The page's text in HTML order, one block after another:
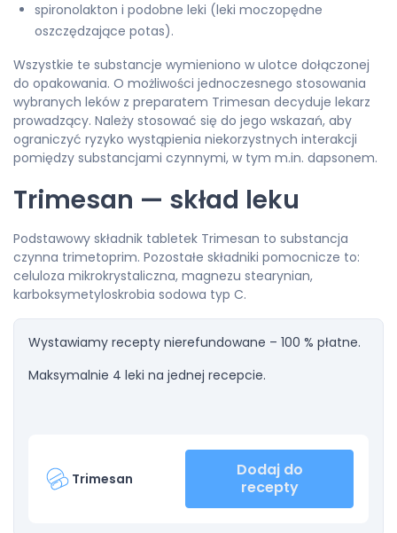
spironolakton i podobne leki (leki moczopędne
oszczędzające potas).
Wszystkie te substancje wymieniono w ulotce dołączonej
do opakowania. O możliwości jednoczesnego stosowania
wybranych leków z preparatem Trimesan decyduje lekarz
prowadzący. Należy stosować się do jego wskazań, aby
ograniczyć ryzyko wystąpienia niekorzystnych interakcji
pomiędzy substancjami czynnymi, w tym m.in. dapsonem.
Trimesan — skład leku
Podstawowy składnik tabletek Trimesan to substancja
czynna trimetoprim. Pozostałe składniki pomocnicze to:
celuloza mikrokrystaliczna, magnezu stearynian,
karboksymetyloskrobia sodowa typ C.
Wystawiamy recepty nierefundowane – 100 % płatne.
Maksymalnie 4 leki na jednej recepcie.
Trimesan
Dodaj do
recepty